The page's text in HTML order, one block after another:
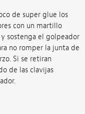
de super glue los
con un martillo
sostenga el golpeador
no romper la junta de
Si se retiran
de las clavijas